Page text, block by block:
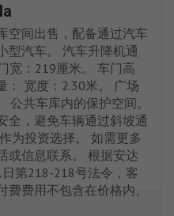
空间出售，配备通过汽车
型汽车。 汽车升降机通
宽：219厘米。 车门高
： 宽度：2.30米。 广场
公共车库内的保护空间。
全，避免车辆通过斜坡通
为投资选择。 如需更多
或信息联系。 根据安达
第218-218号法令，客
费费用不包含在价格内。